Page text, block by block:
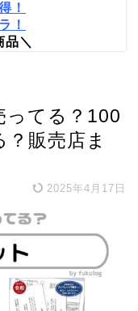
！
！
品＼
ってる？100
販売店ま
2025年4月17日